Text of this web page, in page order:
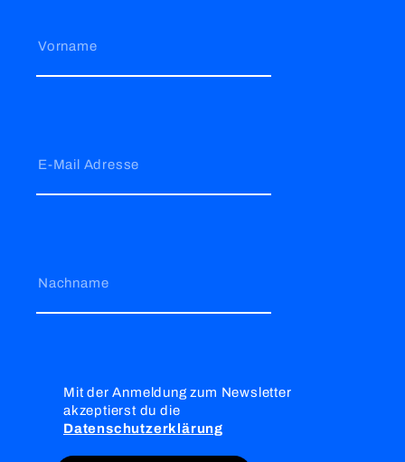
Vorname
E-Mail Adresse
Nachname
Mit der Anmeldung zum Newsletter
akzeptierst du die
Datenschutzerklärung